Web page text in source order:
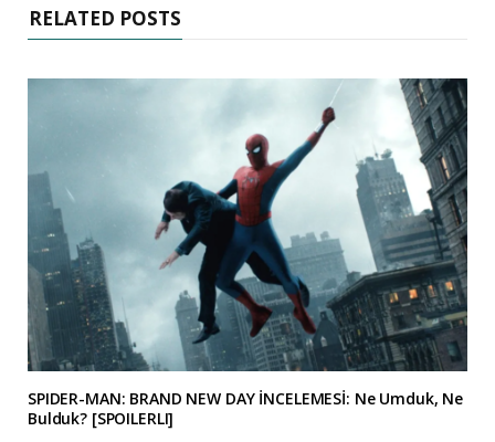
RELATED POSTS
SPIDER-MAN: BRAND NEW DAY İNCELEMESİ: Ne Umduk, Ne
Bulduk? [SPOILERLI]